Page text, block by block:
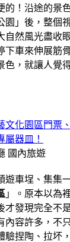
的！沿途的景
園」後，整個
自然風光盡收
下車來伸展筋
色，就讓人覺
文化園區門票
器皿！
國內旅遊
遊車埕、集集
」。原本以為
才發現完全不
內容許多，不
驗捏陶、拉坏